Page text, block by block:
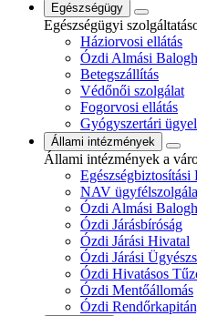
Egészségügy
Egészségügyi
Háziorvosi ellátás
Ózdi Almási
Betegszállítás
Védőnői szolgálat
Fogorvosi ellátás
Gyógyszertári
Állami intézmények
Állami intézmények a
NAV
Ózdi Almási
Ózdi Járásbíróság
Ózdi Járási Hivatal
Ózdi Járási
Ózdi Hivatásos
Ózdi Mentőállomás
Ózdi